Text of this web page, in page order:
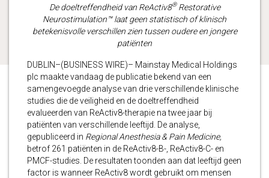
De doeltreffendheid van ReActiv8®Restorative
Neurostimulation™ laat geen statistisch of klinisch
betekenisvolle verschillen zien tussen oudere en jongere
patiënten
DUBLIN–(BUSINESS WIRE)– Mainstay Medical Holdings
plc maakte vandaag de publicatie bekend van een
samengevoegde analyse van drie verschillende klinische
studies die de veiligheid en de doeltreffendheid
evalueerden van ReActiv8-therapie na twee jaar bij
patiënten van verschillende leeftijd. De analyse,
gepubliceerd in Regional Anesthesia & Pain Medicine,
betrof 261 patiënten in de ReActiv8-B-, ReActiv8-C- en
PMCF-studies. De resultaten toonden aan dat leeftijd geen
factor is wanneer ReActiv8 wordt gebruikt om mensen